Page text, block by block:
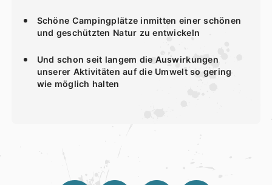
Schöne Campingplätze inmitten einer schönen
und geschützten Natur zu entwickeln
Und schon seit langem die Auswirkungen
unserer Aktivitäten auf die Umwelt so gering
wie möglich halten